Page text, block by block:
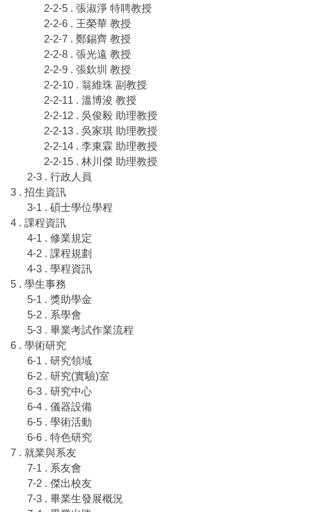
2-2-5 . 張淑淨 特聘教授
2-2-6 . 王榮華 教授
2-2-7 . 鄭錫齊 教授
2-2-8 . 張光遠 教授
2-2-9 . 張欽圳 教授
2-2-10 . 翁維珠 副教授
2-2-11 . 溫博浚 教授
2-2-12 . 吳俊毅 助理教授
2-2-13 . 吳家琪 助理教授
2-2-14 . 李東霖 助理教授
2-2-15 . 林川傑 助理教授
2-3 . 行政人員
3 . 招生資訊
3-1 . 碩士學位學程
4 . 課程資訊
4-1 . 修業規定
4-2 . 課程規劃
4-3 . 學程資訊
5 . 學生事務
5-1 . 獎助學金
5-2 . 系學會
5-3 . 畢業考試作業流程
6 . 學術研究
6-1 . 研究領域
6-2 . 研究(實驗)室
6-3 . 研究中心
6-4 . 儀器設備
6-5 . 學術活動
6-6 . 特色研究
7 . 就業與系友
7-1 . 系友會
7-2 . 傑出校友
7-3 . 畢業生發展概況